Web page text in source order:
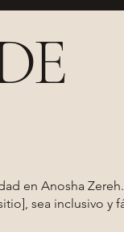
en Anosha
sea inclusivo y